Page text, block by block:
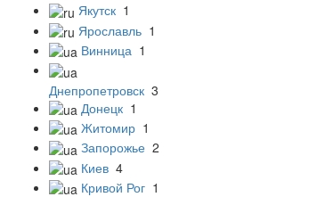
Якутск 1
Ярославль 1
Винница 1
Днепропетровск 3
Донецк 1
Житомир 1
Запорожье 2
Киев 4
Кривой Рог 1